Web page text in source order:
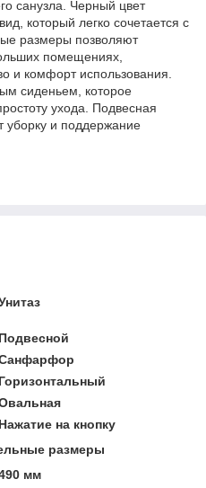
санузла. Черный цвет
который легко сочетается с
размеры позволяют
помещениях,
и комфорт использования.
сиденьем, которое
ухода. Подвесная
уборку и поддержание
Подвесной
Горизонтальный
Нажатие на кнопку
размеры
мм